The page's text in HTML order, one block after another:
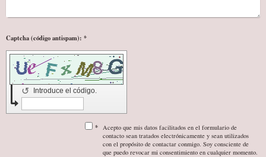
Captcha (código antispam): *
Introduce el código.
↺
* Acepto que mis datos facilitados en el formulario de
contacto sean tratados electrónicamente y sean utilizados
con el propósito de contactar conmigo. Soy consciente de
que puedo revocar mi consentimiento en cualquier momento.